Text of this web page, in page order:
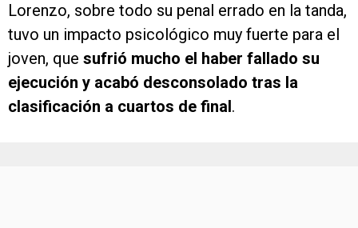
Lorenzo, sobre todo su penal errado en la tanda,
tuvo un impacto psicológico muy fuerte para el
joven, que sufrió mucho el haber fallado su
ejecución y acabó desconsolado tras la
clasificación a cuartos de final.